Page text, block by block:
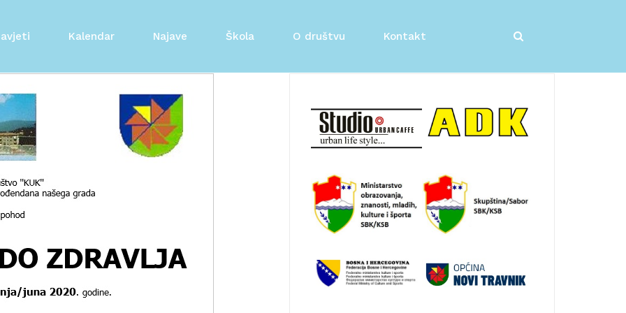
Kalendar Najave Škola O društvu Kontakt